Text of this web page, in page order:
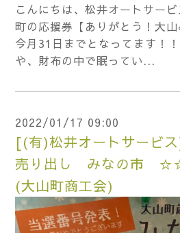
こんにちは、松井オートサー
町の応援券【ありがとう！大
今月31日までとなってます！
や、財布の中で眠ってい...
2022/01/17 09:00
[(有)松井オートサービ
売り出し みなの市
(大山町商工会)